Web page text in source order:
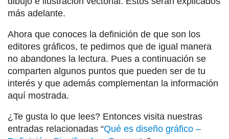
más adelante.
Ahora que conoces la definición de que son los
editores gráficos, te pedimos que de igual manera
no abandones la lectura. Pues a continuación se
comparten algunos puntos que pueden ser de tu
interés y que además complementan la información
aquí mostrada.
¿Te gusta lo que lees? Entonces visita nuestras
entradas relacionadas “Qué es diseño gráfico –